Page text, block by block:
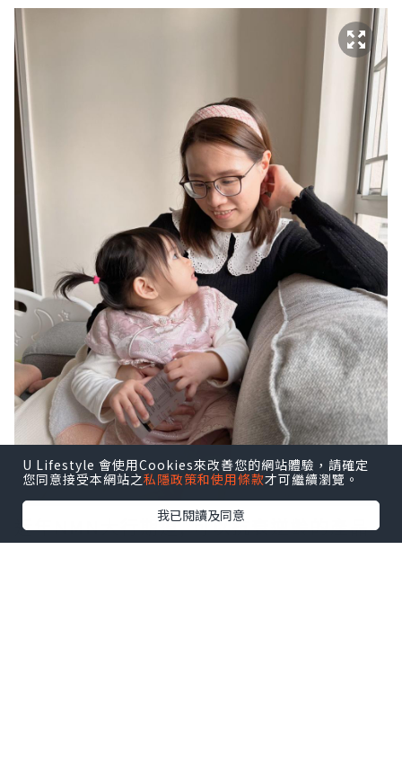
近年NMN大行期道, 可以抗衰逆齡的產品
U Lifestyle 會使用Cookies來改善您的網站體驗，請確定
您同意接受本網站之私隱政策和使用條款才可繼續瀏覽。
我已閱讀及同意